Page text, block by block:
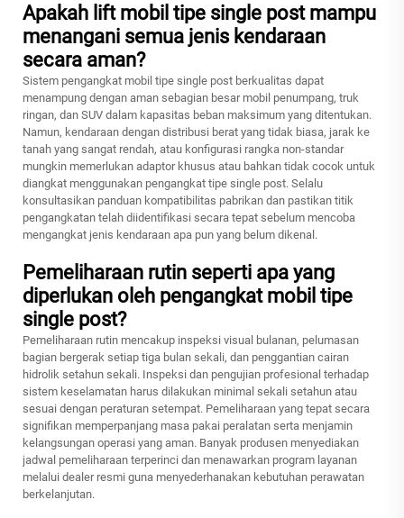
Apakah lift mobil tipe single post mampu
menangani semua jenis kendaraan
secara aman?
Sistem pengangkat mobil tipe single post berkualitas dapat
menampung dengan aman sebagian besar mobil penumpang, truk
ringan, dan SUV dalam kapasitas beban maksimum yang ditentukan.
Namun, kendaraan dengan distribusi berat yang tidak biasa, jarak ke
tanah yang sangat rendah, atau konfigurasi rangka non-standar
mungkin memerlukan adaptor khusus atau bahkan tidak cocok untuk
diangkat menggunakan pengangkat tipe single post. Selalu
konsultasikan panduan kompatibilitas pabrikan dan pastikan titik
pengangkatan telah diidentifikasi secara tepat sebelum mencoba
mengangkat jenis kendaraan apa pun yang belum dikenal.
Pemeliharaan rutin seperti apa yang
diperlukan oleh pengangkat mobil tipe
single post?
Pemeliharaan rutin mencakup inspeksi visual bulanan, pelumasan
bagian bergerak setiap tiga bulan sekali, dan penggantian cairan
hidrolik setahun sekali. Inspeksi dan pengujian profesional terhadap
sistem keselamatan harus dilakukan minimal sekali setahun atau
sesuai dengan peraturan setempat. Pemeliharaan yang tepat secara
signifikan memperpanjang masa pakai peralatan serta menjamin
kelangsungan operasi yang aman. Banyak produsen menyediakan
jadwal pemeliharaan terperinci dan menawarkan program layanan
melalui dealer resmi guna menyederhanakan kebutuhan perawatan
berkelanjutan.